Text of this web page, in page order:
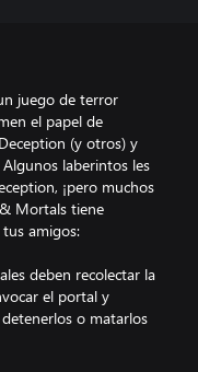
juego de terror
el papel de
(y otros) y
laberintos les
¡pero muchos
Mortals tiene
amigos:
deben recolectar la
el portal y
o matarlos